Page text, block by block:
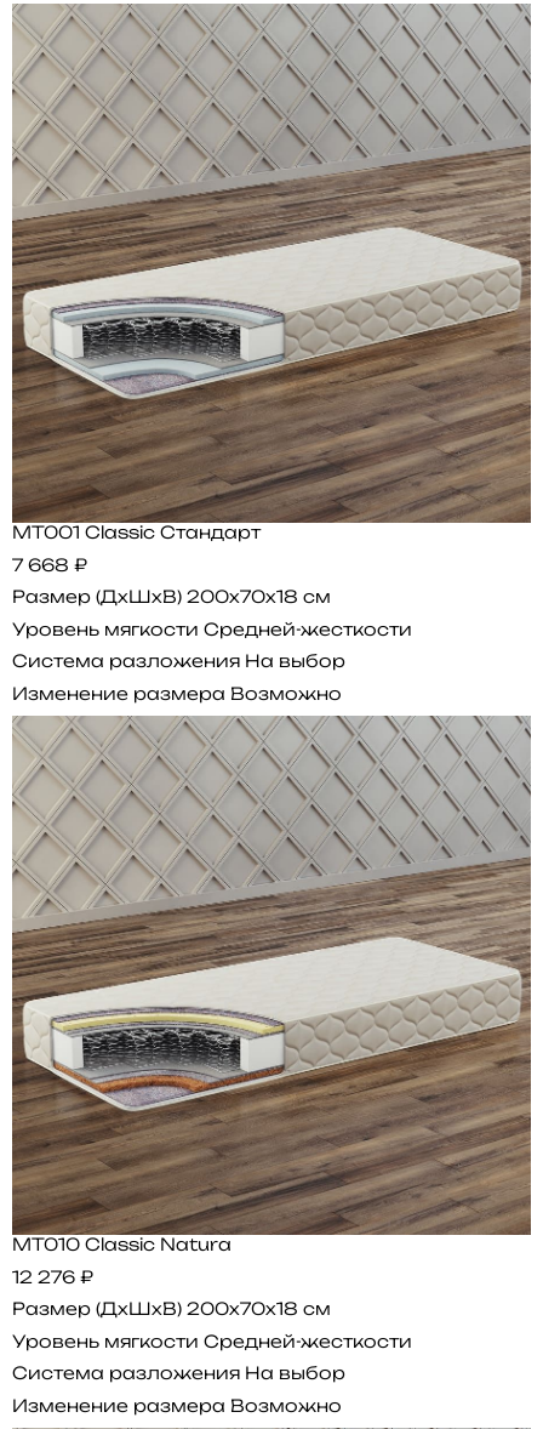
MT001 Classic Стандарт
7 668 ₽
Размер (ДхШхВ) 200x70x18 см
Уровень мягкости Средней-жесткости
Система разложения На выбор
Изменение размера Возможно
MT010 Classic Natura
12 276 ₽
Размер (ДхШхВ) 200x70x18 см
Уровень мягкости Средней-жесткости
Система разложения На выбор
Изменение размера Возможно